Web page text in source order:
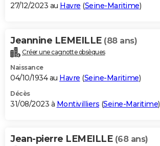
27/12/2023 au Havre (Seine-Maritime)
Jeannine LEMEILLE (88 ans)
Créer une cagnotte obsèques
Naissance
04/10/1934 au Havre (Seine-Maritime)
Décès
31/08/2023 à Montivilliers (Seine-Maritime)
Jean-pierre LEMEILLE (68 ans)